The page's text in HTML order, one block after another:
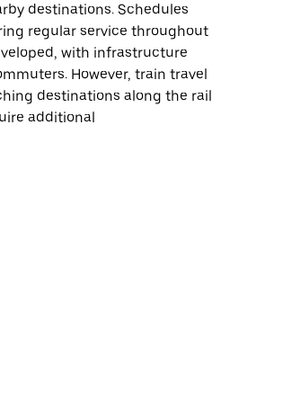
destinations. Schedules
regular service throughout
with infrastructure
However, train travel
destinations along the rail
additional